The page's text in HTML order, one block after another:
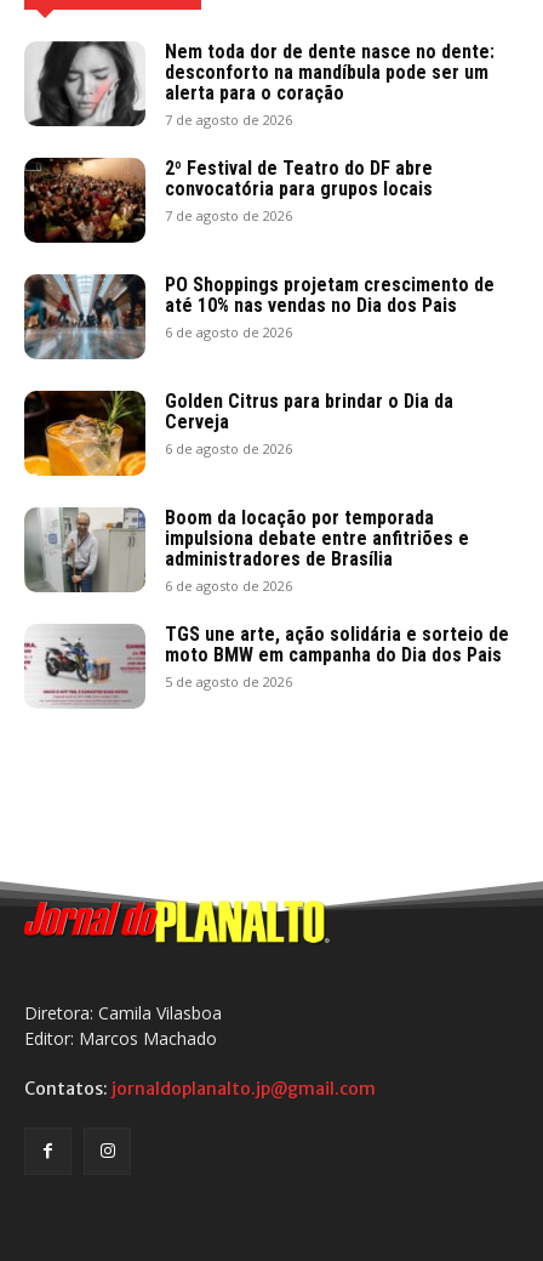
Nem toda dor de dente nasce no dente:
desconforto na mandíbula pode ser um
alerta para o coração
7 de agosto de 2026
2º Festival de Teatro do DF abre
convocatória para grupos locais
7 de agosto de 2026
PO Shoppings projetam crescimento de
até 10% nas vendas no Dia dos Pais
6 de agosto de 2026
Golden Citrus para brindar o Dia da
Cerveja
6 de agosto de 2026
Boom da locação por temporada
impulsiona debate entre anfitriões e
administradores de Brasília
6 de agosto de 2026
TGS une arte, ação solidária e sorteio de
moto BMW em campanha do Dia dos Pais
5 de agosto de 2026
Diretora: Camila Vilasboa
Editor: Marcos Machado
Contatos: jornaldoplanalto.jp@gmail.com